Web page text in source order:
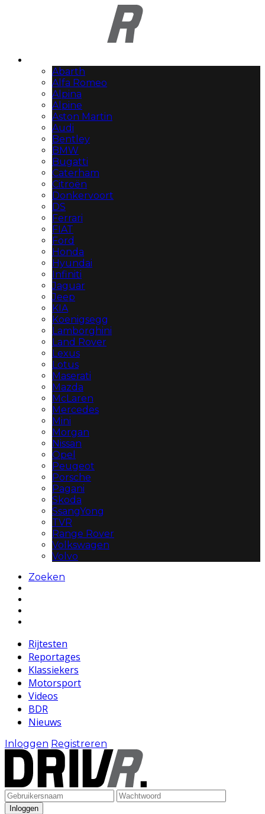
Abarth
Alfa Romeo
Alpina
Alpine
Aston Martin
Audi
Bentley
BMW
Bugatti
Caterham
Citroën
Donkervoort
DS
Ferrari
FIAT
Ford
Honda
Hyundai
Infiniti
Jaguar
Jeep
KIA
Koenigsegg
Lamborghini
Land Rover
Lexus
Lotus
Maserati
Mazda
McLaren
Mercedes
Mini
Morgan
Nissan
Opel
Peugeot
Porsche
Pagani
Skoda
SsangYong
TVR
Range Rover
Volkswagen
Volvo
Zoeken
Rijtesten
Reportages
Klassiekers
Motorsport
Videos
BDR
Nieuws
Inloggen Registreren